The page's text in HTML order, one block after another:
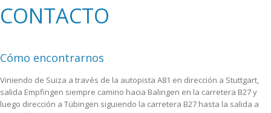
CONTACTO
Cómo encontrarnos
Viniendo de Suiza a través de la autopista A81 en dirección a Stuttgart,
salida Empfingen siempre camino hacia Balingen en la carretera B27 y
luego dirección a Tübingen siguiendo la carretera B27 hasta la salida a